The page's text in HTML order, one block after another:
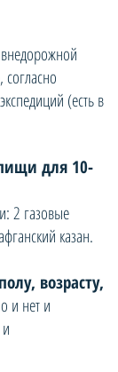
(есть в
для 10-
2 газовые
казан.
возрасту,
и нет и